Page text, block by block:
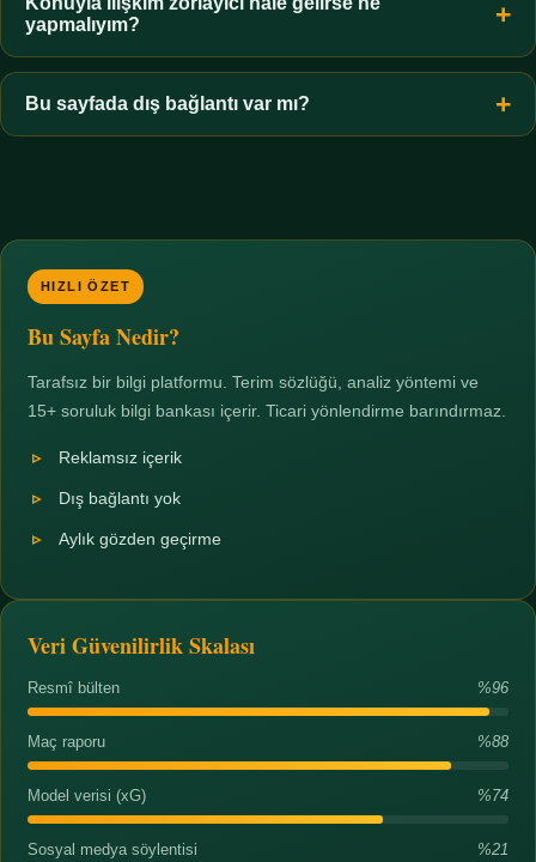
zorunluluktur.
yapmalıyım?
Zaman sınırı koyun, harcadığınız süreyi ölçün ve gerekirse
profesyonel destek alın. Türkiye'de ücretsiz danışma hatları
mevcuttur; yardım istemek güçlü bir adımdır.
Bu sayfada dış bağlantı var mı?
HIZLI ÖZET
Bu Sayfa Nedir?
Tarafsız bir bilgi platformu. Terim sözlüğü, analiz yöntemi ve
15+ soruluk bilgi bankası içerir. Ticari yönlendirme barındırmaz.
Reklamsız içerik
Dış bağlantı yok
Aylık gözden geçirme
Veri Güvenilirlik Skalası
Resmî bülten %96
Maç raporu %88
Model verisi (xG) %74
Sosyal medya söylentisi %21